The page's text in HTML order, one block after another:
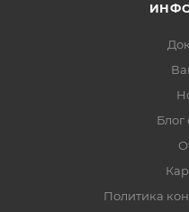
Блог
Политика